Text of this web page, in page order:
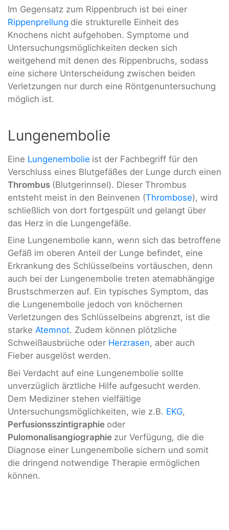
Im Gegensatz zum Rippenbruch ist bei einer
Rippenprellung die strukturelle Einheit des
Knochens nicht aufgehoben. Symptome und
Untersuchungsmöglichkeiten decken sich
weitgehend mit denen des Rippenbruchs, sodass
eine sichere Unterscheidung zwischen beiden
Verletzungen nur durch eine Röntgenuntersuchung
möglich ist.
Lungenembolie
Eine Lungenembolie ist der Fachbegriff für den
Verschluss eines Blutgefäßes der Lunge durch einen
Thrombus (Blutgerinnsel). Dieser Thrombus
entsteht meist in den Beinvenen (Thrombose), wird
schließlich von dort fortgespült und gelangt über
das Herz in die Lungengefäße.
Eine Lungenembolie kann, wenn sich das betroffene
Gefäß im oberen Anteil der Lunge befindet, eine
Erkrankung des Schlüsselbeins vortäuschen, denn
auch bei der Lungenembolie treten atemabhängige
Brustschmerzen auf. Ein typisches Symptom, das
die Lungenembolie jedoch von knöchernen
Verletzungen des Schlüsselbeins abgrenzt, ist die
starke Atemnot. Zudem können plötzliche
Schweißausbrüche oder Herzrasen, aber auch
Fieber ausgelöst werden.
Bei Verdacht auf eine Lungenembolie sollte
unverzüglich ärztliche Hilfe aufgesucht werden.
Dem Mediziner stehen vielfältige
Untersuchungsmöglichkeiten, wie z.B. EKG,
Perfusionsszintigraphie oder
Pulomonalisangiographie zur Verfügung, die die
Diagnose einer Lungenembolie sichern und somit
die dringend notwendige Therapie ermöglichen
können.